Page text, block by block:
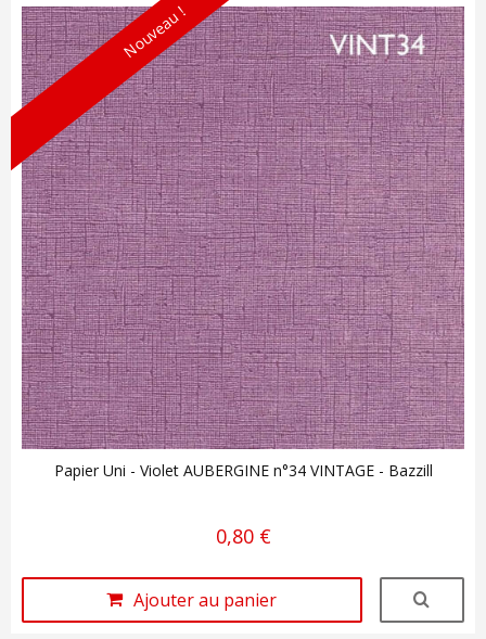
Nouveau !
Papier Uni - Violet AUBERGINE n°34 VINTAGE - Bazzill
0,80 €
Ajouter au panier